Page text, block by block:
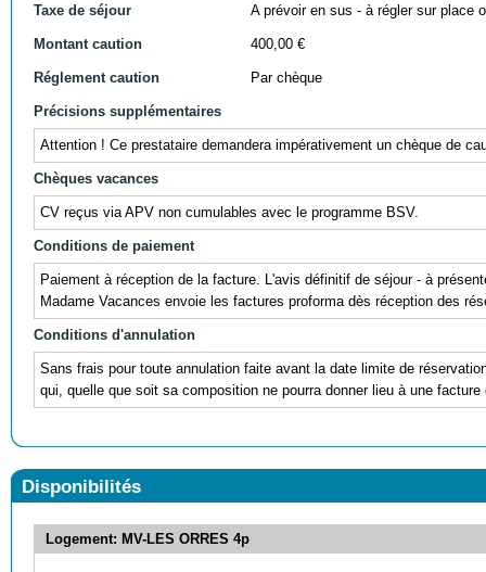
Taxe de séjour A prévoir en sus - à régler sur place
Montant caution 400,00 €
Réglement caution Par chèque
Précisions supplémentaires
Attention ! Ce prestataire demandera impérativement un chèque de
Chèques vacances
CV reçus via APV non cumulables avec le programme BSV.
Conditions de paiement
Paiement à réception de la facture. L'avis définitif de séjour - à
Madame Vacances envoie les factures proforma dès réception des
Conditions d'annulation
Sans frais pour toute annulation faite avant la date limite de
qui, quelle que soit sa composition ne pourra donner lieu à une
Disponibilités
Logement: MV-LES ORRES 4p